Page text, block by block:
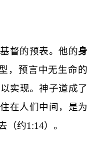
督的预表。他的身
，预言中无生命的
实现。神子道成了
在人们中间，是为
（约1:14）。